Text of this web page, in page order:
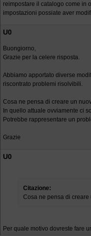
reimpostare il catalogo come in
impostazioni possiate aver
U0
Buongiorno,
Grazie per la celere risposta.
Abbiamo apportato diverse
riscontrato problemi risolvibili.
Cosa ne pensa di creare un
In quello attuale ovviamente ci
Potrebbe rappresentare un
Grazie
U0
Citazione:
Cosa ne pensa di
Per quale motivo dovreste fare